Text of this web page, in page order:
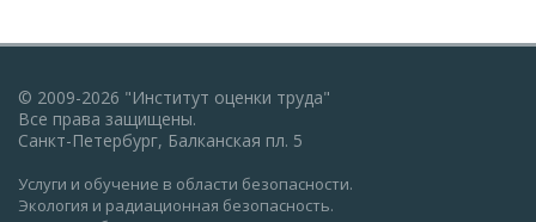
© 2009-2026 "Институт оценки труда"
Все права защищены.
Санкт-Петербург, Балканская пл. 5
Услуги и обучение в области безопасности.
Экология и радиационная безопасность.